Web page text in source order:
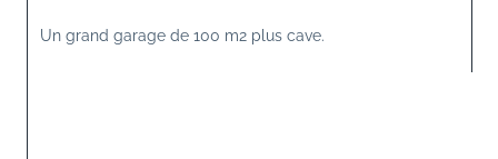
Un grand garage de 100 m2 plus cave.